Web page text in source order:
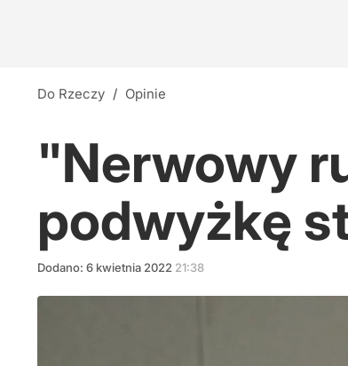
Do Rzeczy / Opinie
"Nerwowy
podwyżkę
Dodano: 6 kwietnia 2022 21:38